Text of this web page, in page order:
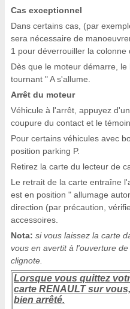
Cas exceptionnel
Dans certains cas, (par
sera nécessaire de
1 pour déverrouiller la colonne
Dès que le moteur démarre,
tournant " A s'allume.
Arrêt du moteur
Véhicule à l'arrêt, appuyez
coupure du contact et le
Pour certains véhicules avec
position parking P.
Retirez la carte du lecteur de
Le retrait de la carte entraîne
est en position " allumage
direction (par précaution,
accessoires.
Nota: si vous laissez la carte
vous en avertit à l'ouverture
clignote.
Lorsque vous quittez
carte RENAULT sur
bien arrêté.